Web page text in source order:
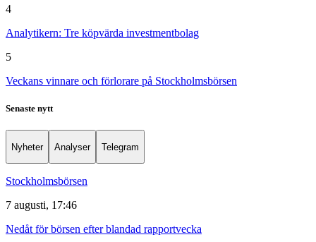
4
Analytikern: Tre köpvärda investmentbolag
5
Veckans vinnare och förlorare på Stockholmsbörsen
Senaste nytt
Nyheter Analyser Telegram
Stockholmsbörsen
7 augusti, 17:46
Nedåt för börsen efter blandad rapportvecka